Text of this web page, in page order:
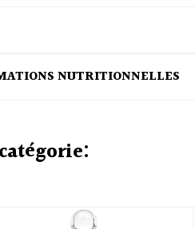
NUTRITIONNELLES